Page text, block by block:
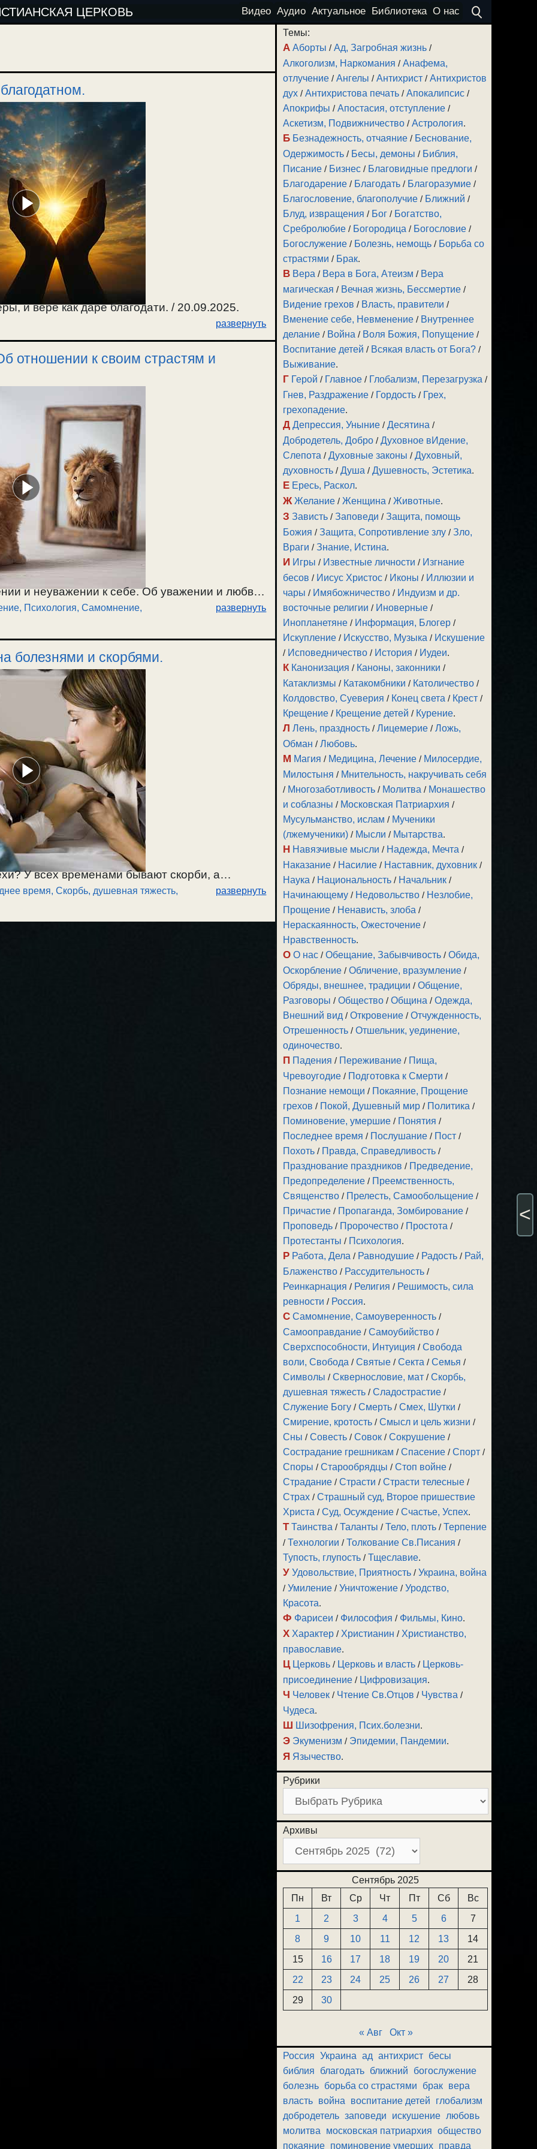
ЦЕРКОВЬ Видео Аудио Актуальное Библиотека О нас
и вере как даре благодати. / 20.09.2025.
развернуть
отношении к своим страстям и
и неуважении к себе. Об уважении и любви
и неправильной. О христианском
страстям и добродетелям. Если любить
и о высокой самооценке по психологии.
крутой вид не избавляют от страстей и
душевные отношения с ближним. /
, Психология, Самомнение,
развернуть
болезнями и скорбями.
У всех временами бывают скорби, а
люди находят сами через свои страсти
и скорбях для смирения, когда даются
время, Скорбь, душевная тяжесть,
развернуть
Темы:
А Аборты /Ад, Загробная жизнь /
Алкоголизм, Наркомания /Анафема,
отлучение /Ангелы /Антихрист /Антихристов
дух /Антихристова печать /Апокалипсис /
Апокрифы /Апостасия, отступление /
Аскетизм, Подвижничество /Астрология.
Б Безнадежность, отчаяние / Беснование,
Одержимость / Бесы, демоны / Библия,
Писание / Бизнес / Благовидные предлоги /
Благодарение / Благодать / Благоразумие /
Благословение, благополучие / Ближний /
Блуд, извращения / Бог / Богатство,
Сребролюбие / Богородица / Богословие /
Богослужение / Болезнь, немощь / Борьба со
страстями / Брак.
В Вера / Вера в Бога, Атеизм / Вера
магическая / Вечная жизнь, Бессмертие /
Видение грехов / Власть, правители /
Вменение себе, Невменение / Внутреннее
делание / Война / Воля Божия, Попущение /
Воспитание детей / Всякая власть от Бога? /
Выживание.
Г Герой / Главное / Глобализм, Перезагрузка /
Гнев, Раздражение / Гордость / Грех,
грехопадение.
Д Депрессия, Уныние /Десятина /
Добродетель, Добро /Духовное вИдение,
Слепота /Духовные законы /Духовный,
духовность /Душа /Душевность, Эстетика.
Е Ересь, Раскол.
Ж Желание /Женщина /Животные.
З Зависть /Заповеди /Защита, помощь
Божия /Защита, Сопротивление злу /Зло,
Враги /Знание, Истина.
И Игры / Известные личности / Изгнание
бесов / Иисус Христос / Иконы / Иллюзии и
чары / Имябожничество / Индуизм и др.
восточные религии / Иноверные /
Инопланетяне / Информация, Блогер /
Искупление / Искусство, Музыка / Искушение
/ Исповедничество / История / Иудеи.
К Канонизация / Каноны, законники /
Катаклизмы / Катакомбники / Католичество /
Колдовство, Суеверия / Конец света / Крест /
Крещение / Крещение детей / Курение.
Л Лень, праздность /Лицемерие /Ложь,
Обман /Любовь.
М Магия / Медицина, Лечение / Милосердие,
Милостыня / Мнительность, накручивать себя
/ Многозаботливость / Молитва / Монашество
и соблазны / Московская Патриархия /
Мусульманство, ислам / Мученики
(лжемученики) / Мысли / Мытарства.
Н Навязчивые мысли / Надежда, Мечта /
Наказание / Насилие / Наставник, духовник /
Наука / Национальность / Начальник /
Начинающему / Недовольство / Незлобие,
Прощение / Ненависть, злоба /
Нераскаянность, Ожесточение /
Нравственность.
О О нас /Обещание, Забывчивость /Обида,
Оскорбление /Обличение, вразумление /
Обряды, внешнее, традиции /Общение,
Разговоры /Общество /Община /Одежда,
Внешний вид /Откровение /Отчужденность,
Отрешенность /Отшельник, уединение,
одиночество.
П Падения / Переживание / Пища,
Чревоугодие / Подготовка к Смерти /
Познание немощи / Покаяние, Прощение
грехов / Покой, Душевный мир / Политика /
Поминовение, умершие / Понятия /
Последнее время / Послушание / Пост /
Похоть / Правда, Справедливость /
Празднование праздников / Предведение,
Предопределение / Преемственность,
Священство / Прелесть, Самообольщение /
Причастие / Пропаганда, Зомбирование /
Проповедь / Пророчество / Простота /
Протестанты / Психология.
Р Работа, Дела / Равнодушие / Радость / Рай,
Блаженство / Рассудительность /
Реинкарнация / Религия / Решимость, сила
ревности / Россия.
С Самомнение, Самоуверенность /
Самооправдание /Самоубийство /
Сверхспособности, Интуиция /Свобода
воли, Свобода /Святые /Секта /Семья /
Символы /Сквернословие, мат /Скорбь,
душевная тяжесть /Сладострастие /
Служение Богу /Смерть /Смех, Шутки /
Смирение, кротость /Смысл и цель жизни /
Сны /Совесть /Совок /Сокрушение /
Сострадание грешникам /Спасение /Спорт /
Споры /Старообрядцы /Стоп войне /
Страдание /Страсти /Страсти телесные /
Страх /Страшный суд, Второе пришествие
Христа /Суд, Осуждение /Счастье, Успех.
Т Таинства /Таланты /Тело, плоть /Терпение
/Технологии /Толкование Св.Писания /
Тупость, глупость /Тщеславие.
У Удовольствие, Приятность /Украина, война
/Умиление /Уничтожение /Уродство,
Красота.
Ф Фарисеи / Философия / Фильмы, Кино.
Х Характер / Христианин / Христианство,
православие.
Ц Церковь / Церковь и власть / Церковь-
присоединение / Цифровизация.
Ч Человек / Чтение Св.Отцов / Чувства /
Чудеса.
Ш Шизофрения, Псих.болезни.
Э Экуменизм / Эпидемии, Пандемии.
Я Язычество.
Рубрики
Архивы
Сентябрь 2025
Пн
Вт Ср Чт Пт Сб
Вс
1
2 3 4 5 6
7
8
9 10 11 12 13
14
15
16 17 18 19 20
21
22
23 24 25 26 27
28
29
30
« Авг Окт »
Россия Украина ад антихрист бесы
библия
благодать ближний
богослужение
болезнь борьба со страстями брак вера
власть война воспитание детей
глобализм
добродетель заповеди искушение любовь
молитва
московская патриархия
общество
покаяние поминовение умерших правда
<